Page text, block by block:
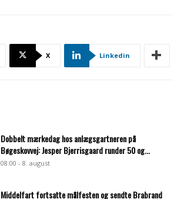
X Linkedin
Dobbelt mærkedag hos anlægsgartneren på
Bøgeskovvej: Jesper Bjerrisgaard runder 50 og...
08:00 - 8. august
Middelfart fortsatte målfesten og sendte Brabrand